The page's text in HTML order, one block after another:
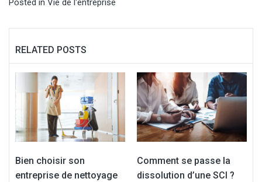
Posted in Vie de l'entreprise
RELATED POSTS
Bien choisir son
entreprise de nettoyage
Comment se passe la
dissolution d’une SCI ?